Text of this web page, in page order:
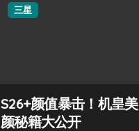
三星
S26+颜值暴击！机皇美
颜秘籍大公开